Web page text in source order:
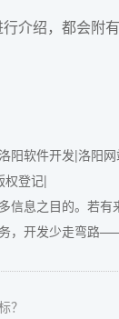
绍，都会附有
阳软件开发|洛阳
权登记|
信息之目的。若
，开发少走弯路
？